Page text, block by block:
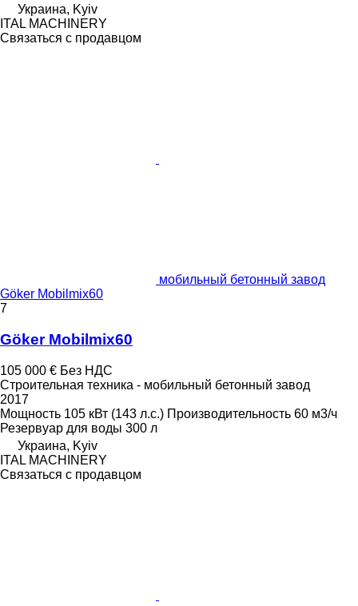
Украина, Kyiv
ITAL MACHINERY
Связаться с продавцом
мобильный бетонный завод
Göker Mobilmix60
7
Göker Mobilmix60
105 000 € Без НДС
Строительная техника - мобильный бетонный завод
2017
Мощность 105 кВт (143 л.с.) Производительность 60 м3/ч
Резервуар для воды 300 л
Украина, Kyiv
ITAL MACHINERY
Связаться с продавцом